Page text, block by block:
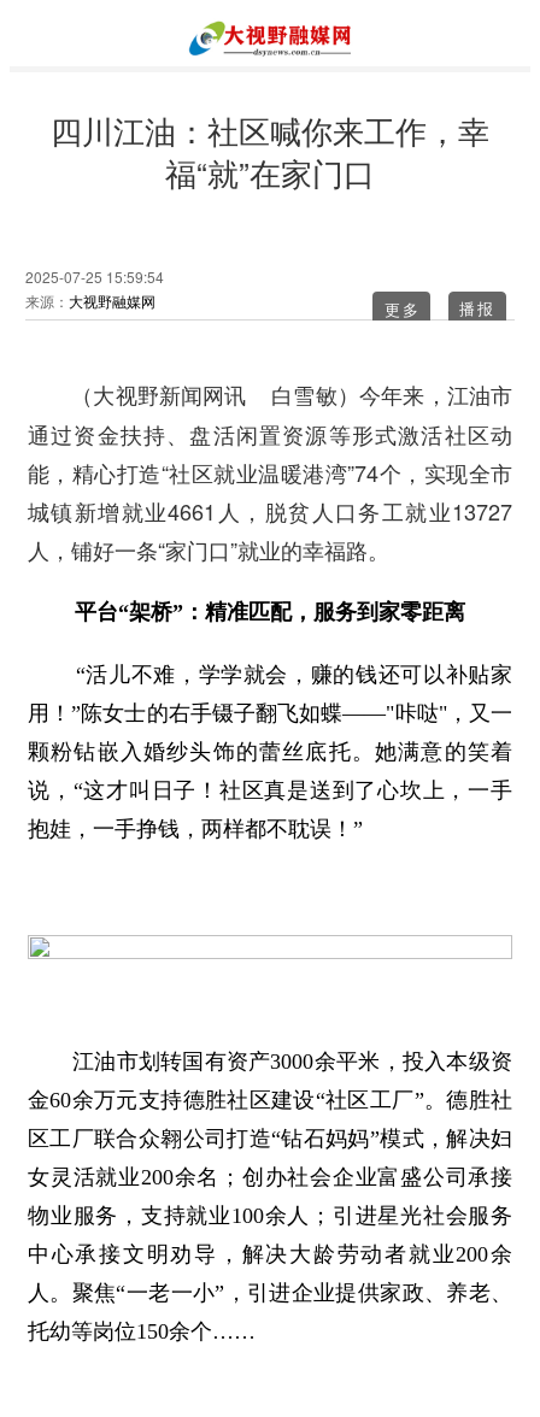
四川江油：社区喊你来工作，幸
福“就”在家门口
2025-07-25 15:59:54
来源： 大视野融媒网 更多
（大视野新闻网讯 白雪敏） 今年来，江油市
通过资金扶持、盘活闲置资源等形式激活社区动
能，精心打造“社区就业温暖港湾”74个，实现全市
城镇新增就业4661人，脱贫人口务工就业13727
人，铺好一条“家门口”就业的幸福路。
平台“架桥”：精准匹配，服务到家零距离
“活儿不难，学学就会，赚的钱还可以补贴家
用！”陈女士的右手镊子翻飞如蝶——"咔哒"，又一
颗粉钻嵌入婚纱头饰的蕾丝底托。她满意的笑着
说，“这才叫日子！社区真是送到了心坎上，一手
抱娃，一手挣钱，两样都不耽误！”
江油市划转国有资产3000余平米，投入本级资
金60余万元支持德胜社区建设“社区工厂”。德胜社
区工厂联合众翱公司打造“钻石妈妈”模式，解决妇
女灵活就业200余名；创办社会企业富盛公司承接
物业服务，支持就业100余人；引进星光社会服务
中心承接文明劝导，解决大龄劳动者就业200余
人。聚焦“一老一小”，引进企业提供家政、养老、
托幼等岗位150余个……